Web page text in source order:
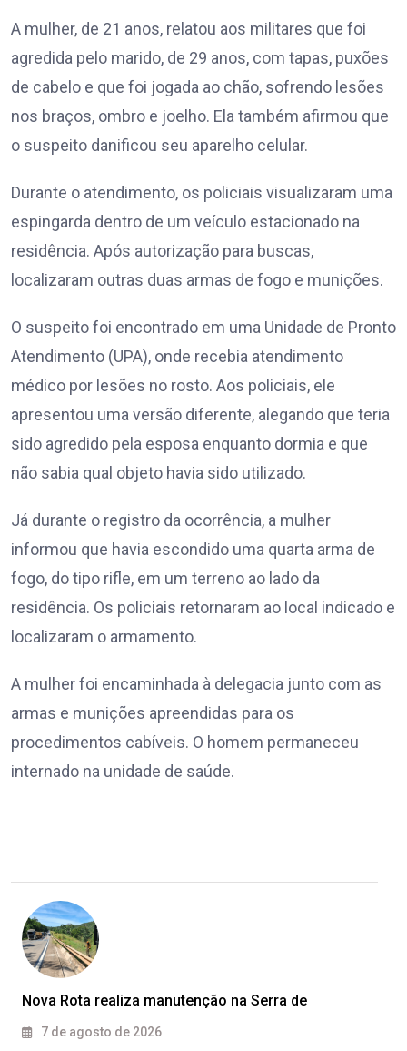
A mulher, de 21 anos, relatou aos militares que foi
agredida pelo marido, de 29 anos, com tapas, puxões
de cabelo e que foi jogada ao chão, sofrendo lesões
nos braços, ombro e joelho. Ela também afirmou que
o suspeito danificou seu aparelho celular.
Durante o atendimento, os policiais visualizaram uma
espingarda dentro de um veículo estacionado na
residência. Após autorização para buscas,
localizaram outras duas armas de fogo e munições.
O suspeito foi encontrado em uma Unidade de Pronto
Atendimento (UPA), onde recebia atendimento
médico por lesões no rosto. Aos policiais, ele
apresentou uma versão diferente, alegando que teria
sido agredido pela esposa enquanto dormia e que
não sabia qual objeto havia sido utilizado.
Já durante o registro da ocorrência, a mulher
informou que havia escondido uma quarta arma de
fogo, do tipo rifle, em um terreno ao lado da
residência. Os policiais retornaram ao local indicado e
localizaram o armamento.
A mulher foi encaminhada à delegacia junto com as
armas e munições apreendidas para os
procedimentos cabíveis. O homem permaneceu
internado na unidade de saúde.
Nova Rota realiza manutenção na Serra de
7 de agosto de 2026